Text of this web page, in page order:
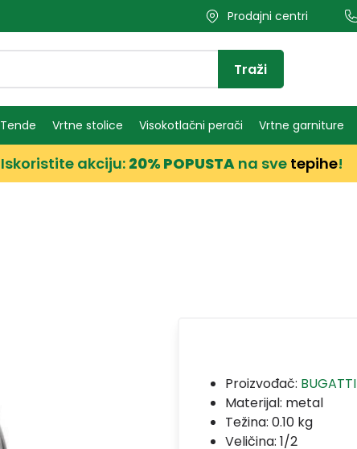
Prodajni centri
Traži
Tende Vrtne stolice Visokotlačni perači Vrtne garniture
Iskoristite akciju: 20% POPUSTA na sve tepihe!
Proizvođač: BUGATTI
Materijal: metal
Težina: 0.10 kg
Veličina: 1/2